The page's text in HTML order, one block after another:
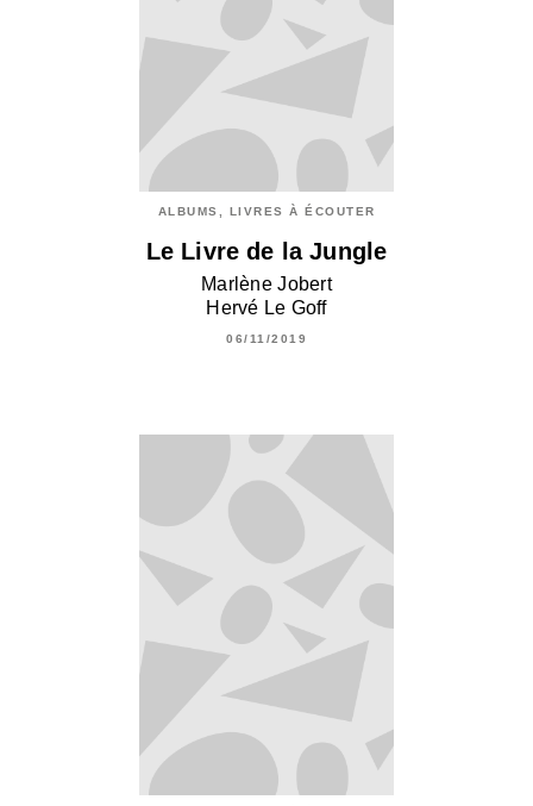
ALBUMS, LIVRES À ÉCOUTER
Le Livre de la Jungle
Marlène Jobert
Hervé Le Goff
06/11/2019